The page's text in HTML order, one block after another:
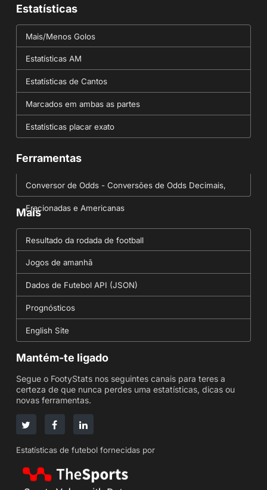
Estatísticas
Mais/Menos Golos
Estatísticas AM
Estatísticas de Cantos
Marcados em ambas as partes
Estatísticas placar exato
Ferramentas
Conversor de Odds - Conversões de Odds Decimais,
Fracionadas e Americanas
Mais
Resultado da rodada de football
Jogos de amanhã
Dados de Futebol API (JSON)
Prognósticos
English Site
Mantém-te ligado
Segue o FootyStats nos seguintes canais para teres a
certeza de que nunca perdes uma estatísticas, dicas ou
novas ferramentas.
Estatísticas de futebol fornecidas por